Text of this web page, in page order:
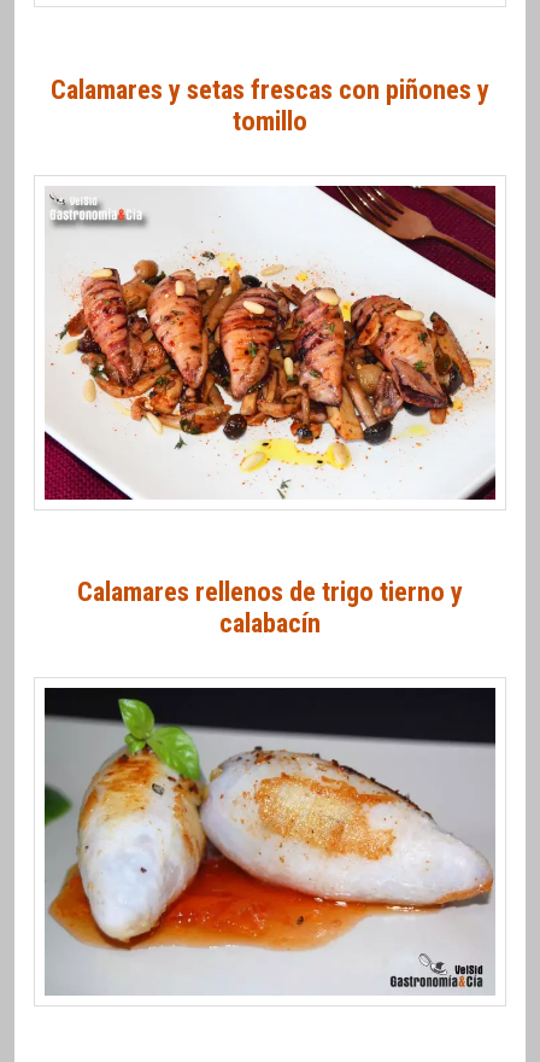
Calamares y setas frescas con piñones y
tomillo
Calamares rellenos de trigo tierno y
calabacín